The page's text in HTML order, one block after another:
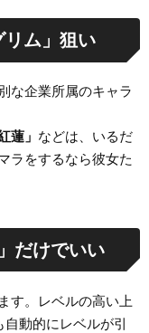
リム」狙い
な企業所属のキャラ
蓮」 などは、いるだ
ラをするなら彼女た
だけでいい
す。レベルの高い上
動的にレベルが引